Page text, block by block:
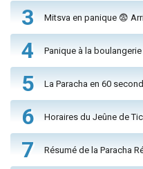
3 Mitsva en panique 😨
4 Panique à la
5 La Paracha en 60
6 Horaires du Jeûne de
7 Résumé de la Paracha